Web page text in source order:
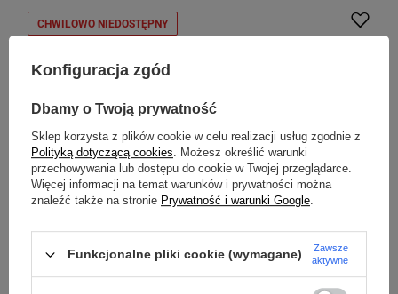
CHWILOWO NIEDOSTĘPNY
Torebka damska antykradzieżowa Pacsafe W -
granatowa
Konfiguracja zgód
Dbamy o Twoją prywatność
Sklep korzysta z plików cookie w celu realizacji usług zgodnie z
Polityką dotyczącą cookies. Możesz określić warunki
przechowywania lub dostępu do cookie w Twojej przeglądarce.
Więcej informacji na temat warunków i prywatności można
znaleźć także na stronie Prywatność i warunki Google.
Funkcjonalne pliki cookie (wymagane)
Zawsze
aktywne